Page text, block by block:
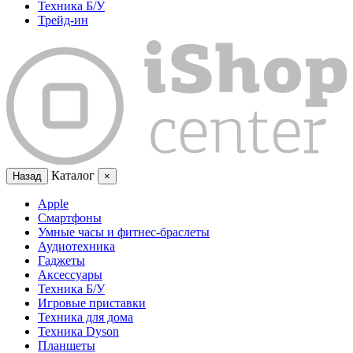
Техника Б/У
Трейд-ин
Назад Каталог ×
Apple
Смартфоны
Умные часы и фитнес-браслеты
Аудиотехника
Гаджеты
Аксессуары
Техника Б/У
Игровые приставки
Техника для дома
Техника Dyson
Планшеты